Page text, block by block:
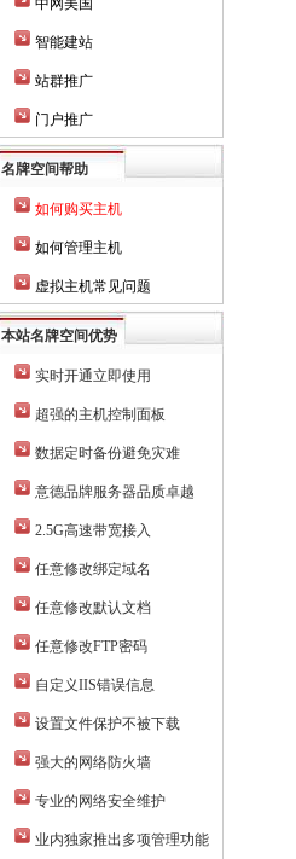
中网美国
智能建站
站群推广
门户推广
名牌空间帮助
如何购买主机
如何管理主机
虚拟主机常见问题
本站名牌空间优势
实时开通立即使用
超强的主机控制面板
数据定时备份避免灾难
意德品牌服务器品质卓越
2.5G高速带宽接入
任意修改绑定域名
任意修改默认文档
任意修改FTP密码
自定义IIS错误信息
设置文件保护不被下载
强大的网络防火墙
专业的网络安全维护
业内独家推出多项管理功能